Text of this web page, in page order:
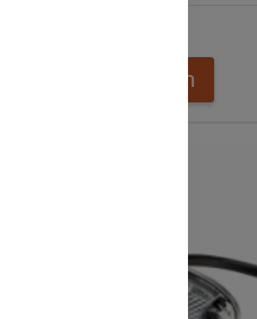
Lägg i kundvagnen